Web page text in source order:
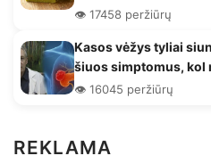
👁️ 17458 peržiūrų
Kasos vėžys tyliai
šiuos simptomus, kol
👁️ 16045 peržiūrų
REKLAMA